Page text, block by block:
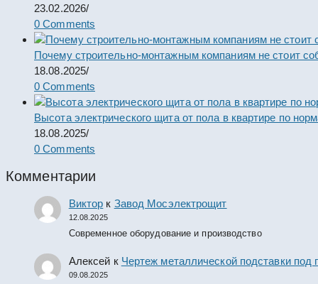
23.02.2026/
0 Comments
Почему строительно-монтажным компаниям не стоит
18.08.2025/
0 Comments
Высота электрического щита от пола в квартире по
18.08.2025/
0 Comments
Комментарии
Виктор к Завод Мосэлектрощит
12.08.2025
Современное оборудование и производство
Алексей к Чертеж металлической подставки
09.08.2025